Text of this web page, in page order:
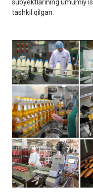
subyektlarining umumiy
tashkil qilgan.